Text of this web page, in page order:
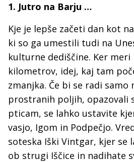
1. Jutro na Barju …
Kje je lepše začeti dan kot
ki so ga umestili tudi na
kulturne dediščine. Ker
kilometrov, idej, kaj tam
zmanjka. Če bi se radi
prostranih poljih, opazovali
pticam, se lahko ustavite
vasjo, Igom in Podpečjo.
soteska Iški Vintgar, kjer se
ob strugi Iščice in nadihate